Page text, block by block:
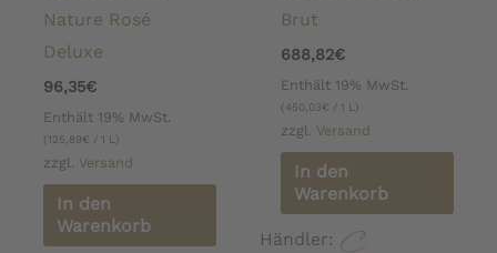
Nature Rosé
Deluxe
96,35€
Enthält 19% MwSt.
(125,89€ / 1 L)
zzgl. Versand
In den
Warenkorb
Brut
688,82€
Enthält 19% MwSt.
(450,03€ / 1 L)
zzgl. Versand
In den
Warenkorb
Händler: